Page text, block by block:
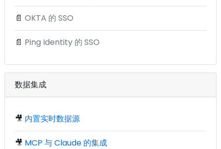
📄 OKTA 的 SSO
📄 Ping Identity 的 SSO
数据集成
🎥 内置实时数据源
🎥 MCP 与 Claude 的集成